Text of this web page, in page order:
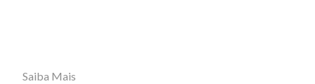
Saiba Mais